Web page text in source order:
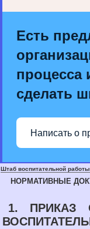
Есть
процесса
сделать
Написать о
Штаб воспитательной работы
НОРМАТИВНЫЕ
1. ПРИКАЗ